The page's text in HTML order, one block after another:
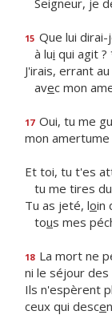
Seigneur, je
15 Que lui dirai-
à lui qui agit ?
J'irais, errant au
avec mon
17 Oui, tu me
mon
Et toi, tu t'es
tu me tires
Tu as jeté, loin
tous mes
18 La mort ne
ni le séjour des
Ils n'espèrent pl
ceux qui desce